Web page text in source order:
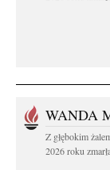
WANDA
Z głębokim
2026 roku